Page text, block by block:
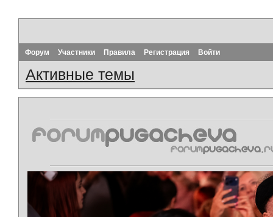
Форум Участники Правила Регистрация Войти
Активные темы